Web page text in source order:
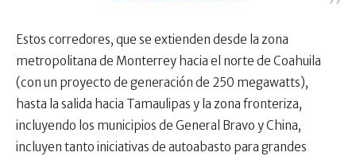
Estos corredores, que se extienden desde la zona
metropolitana de Monterrey hacia el norte de Coahuila
(con un proyecto de generación de 250 megawatts),
hasta la salida hacia Tamaulipas y la zona fronteriza,
incluyendo los municipios de General Bravo y China,
incluyen tanto iniciativas de autoabasto para grandes